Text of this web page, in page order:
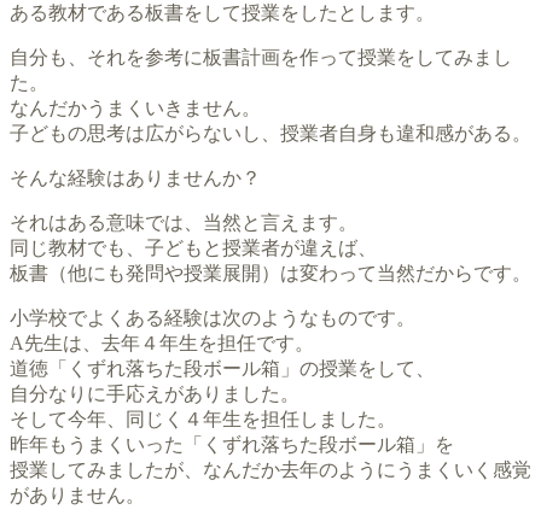
ある教材である板書をして授業をしたとします。
自分も、それを参考に板書計画を作って授業をしてみまし
た。
なんだかうまくいきません。
子どもの思考は広がらないし、授業者自身も違和感がある。
そんな経験はありませんか？
それはある意味では、当然と言えます。
同じ教材でも、子どもと授業者が違えば、
板書（他にも発問や授業展開）は変わって当然だからです。
小学校でよくある経験は次のようなものです。
A先生は、去年４年生を担任です。
道徳「くずれ落ちた段ボール箱」の授業をして、
自分なりに手応えがありました。
そして今年、同じく４年生を担任しました。
昨年もうまくいった「くずれ落ちた段ボール箱」を
授業してみましたが、なんだか去年のようにうまくいく感覚
がありません。